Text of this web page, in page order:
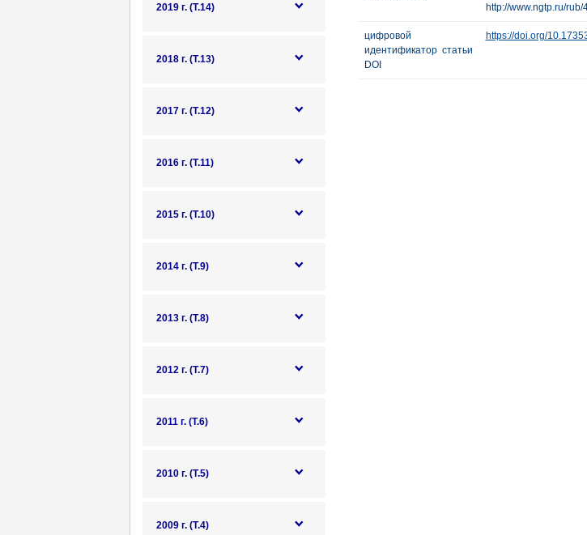
2019 г. (Т.14)
2018 г. (Т.13)
2017 г. (Т.12)
2016 г. (Т.11)
2015 г. (Т.10)
2014 г. (Т.9)
2013 г. (Т.8)
2012 г. (Т.7)
2011 г. (Т.6)
2010 г. (Т.5)
2009 г. (Т.4)
http://www.ngtp.ru/
цифровой
идентификатор статьи
DOI
https://doi.org/